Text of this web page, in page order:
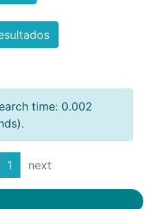
time: 0.002
1 next